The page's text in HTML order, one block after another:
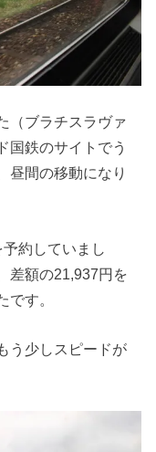
（ブラチスラヴァ
国鉄のサイトでう
昼間の移動になり
約していまし
差額の21,937円を
です。
う少しスピードが